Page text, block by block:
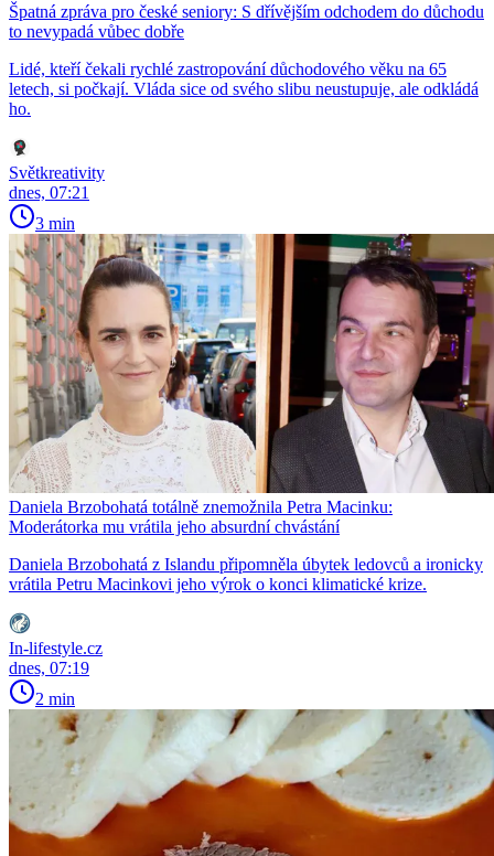
Špatná zpráva pro české seniory: S dřívějším odchodem do důchodu
to nevypadá vůbec dobře
Lidé, kteří čekali rychlé zastropování důchodového věku na 65
letech, si počkají. Vláda sice od svého slibu neustupuje, ale odkládá
ho.
Světkreativity
dnes, 07:21
3 min
Daniela Brzobohatá totálně znemožnila Petra Macinku:
Moderátorka mu vrátila jeho absurdní chvástání
Daniela Brzobohatá z Islandu připomněla úbytek ledovců a ironicky
vrátila Petru Macinkovi jeho výrok o konci klimatické krize.
In-lifestyle.cz
dnes, 07:19
2 min